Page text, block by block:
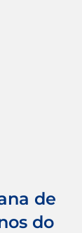
de
do